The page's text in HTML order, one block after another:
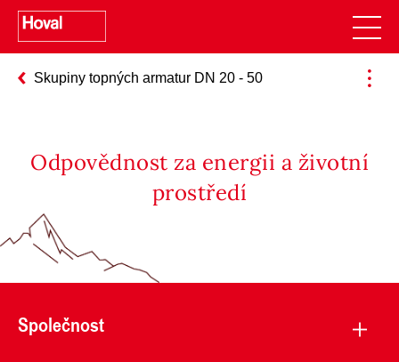
Skupiny topných armatur DN 20 - 50
Odpovědnost za energii a životní
prostředí
Společnost